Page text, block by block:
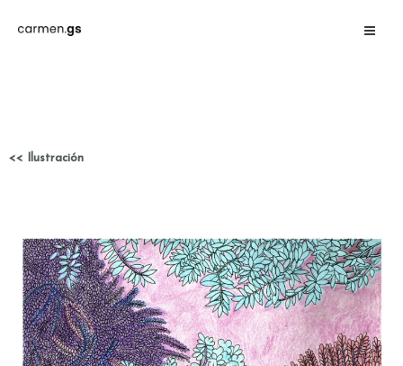
<< Ilustración